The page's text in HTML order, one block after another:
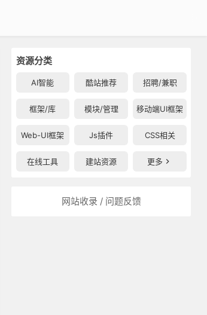
资源分类
AI智能 酷站推荐 招聘/兼职
框架/库 模块/管理 移动端UI框架
Web-UI框架 Js插件 CSS相关
在线工具 建站资源 更多
网站收录 / 问题反馈